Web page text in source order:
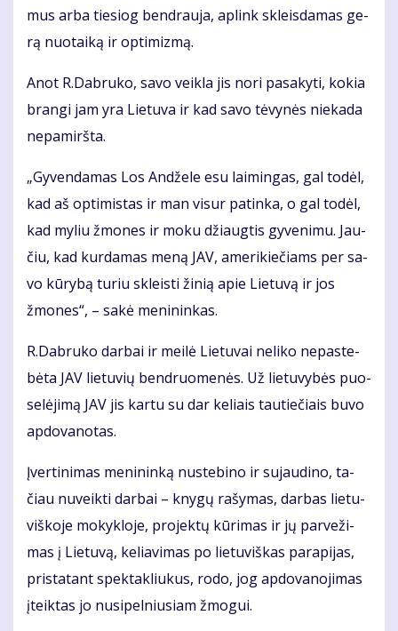
mus ar­ba tie­siog ben­drau­ja, ap­link skleis­da­mas ge­
rą nuo­tai­ką ir op­ti­miz­mą.
Anot R.Dab­ru­ko, sa­vo veik­la jis no­ri pa­sa­ky­ti, ko­kia
bran­gi jam yra Lie­tu­va ir kad sa­vo tė­vy­nės nie­ka­da
ne­pa­mirš­ta.
„Gy­ven­da­mas Los An­dže­le esu lai­min­gas, gal to­dėl,
kad aš op­ti­mis­tas ir man vi­sur pa­tin­ka, o gal to­dėl,
kad my­liu žmo­nes ir mo­ku džiaug­tis gy­ve­ni­mu. Jau­
čiu, kad kur­da­mas me­ną JAV, ame­ri­kie­čiams per sa­
vo kū­ry­bą tu­riu skleis­ti ži­nią apie Lie­tu­vą ir jos
žmo­nes“, – sa­kė me­ni­nin­kas.
R.Dab­ru­ko dar­bai ir mei­lė Lie­tu­vai ne­li­ko ne­pa­ste­
bė­ta JAV lie­tu­vių ben­druo­me­nės. Už lie­tu­vy­bės puo­
se­lė­ji­mą JAV jis kar­tu su dar ke­liais tau­tie­čiais bu­vo
ap­do­va­no­tas.
Įver­ti­ni­mas me­ni­nin­ką nu­ste­bi­no ir su­jau­di­no, ta­
čiau nu­veik­ti dar­bai – kny­gų ra­šy­mas, dar­bas lie­tu­
viš­ko­je mo­kyk­lo­je, pro­jek­tų kū­ri­mas ir jų par­ve­ži­
mas į Lie­tu­vą, ke­lia­vi­mas po lie­tu­viš­kas pa­ra­pi­jas,
pri­sta­tant spek­tak­liu­kus, ro­do, jog ap­do­va­no­ji­mas
įteik­tas jo nu­si­pel­niu­siam žmo­gui.